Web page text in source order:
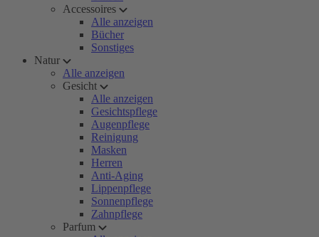
Accessoires
Alle anzeigen
Bücher
Sonstiges
Natur
Alle anzeigen
Gesicht
Alle anzeigen
Gesichtspflege
Augenpflege
Reinigung
Masken
Herren
Anti-Aging
Lippenpflege
Sonnenpflege
Zahnpflege
Parfum